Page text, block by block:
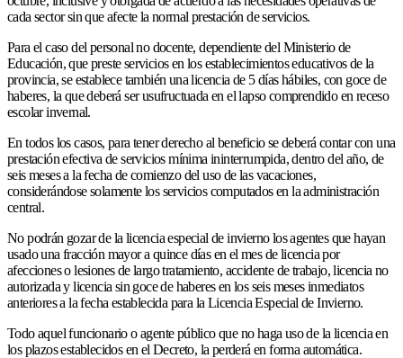
cada sector sin que afecte la normal prestación de servicios.
Para el caso del personal no docente, dependiente del Ministerio de
Educación, que preste servicios en los establecimientos educativos de la
provincia, se establece también una licencia de 5 días hábiles, con goce de
haberes, la que deberá ser usufructuada en el lapso comprendido en receso
escolar invernal.
En todos los casos, para tener derecho al beneficio se deberá contar con una
prestación efectiva de servicios mínima ininterrumpida, dentro del año, de
seis meses a la fecha de comienzo del uso de las vacaciones,
considerándose solamente los servicios computados en la administración
central.
No podrán gozar de la licencia especial de invierno los agentes que hayan
usado una fracción mayor a quince días en el mes de licencia por
afecciones o lesiones de largo tratamiento, accidente de trabajo, licencia no
autorizada y licencia sin goce de haberes en los seis meses inmediatos
anteriores a la fecha establecida para la Licencia Especial de Invierno.
Todo aquel funcionario o agente público que no haga uso de la licencia en
los plazos establecidos en el Decreto, la perderá en forma automática.